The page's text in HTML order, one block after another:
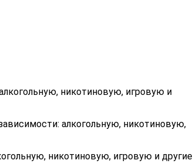
никотиновую, игровую и
алкогольную, никотиновую,
никотиновую, игровую и другие